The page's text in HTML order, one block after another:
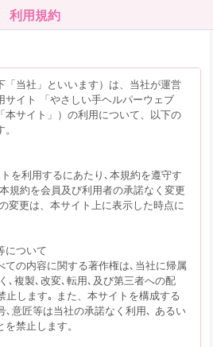
利用規約
「当社」といいます）は、当社が運営
サイト 「やさしい手ヘルパーウェブ
本サイト」）の利用について、以下の
を利用するにあたり､本規約を遵守す
規約を会員及び利用者の承諾なく変更
変更は、本サイト上に表示した時点に
ついて
の内容に関する著作権は､当社に帰属
､複製､改変､転用､及び第三者への配
止します｡ また、本サイトを構成する
､意匠等は当社の承諾なく利用､ あるい
禁止します。